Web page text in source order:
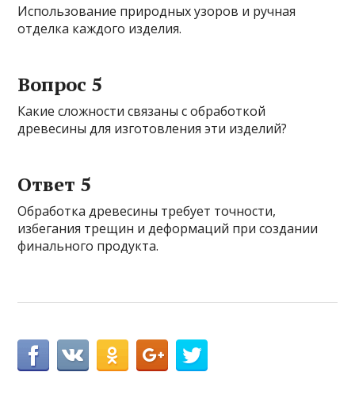
Использование природных узоров и ручная
отделка каждого изделия.
Вопрос 5
Какие сложности связаны с обработкой
древесины для изготовления эти изделий?
Ответ 5
Обработка древесины требует точности,
избегания трещин и деформаций при создании
финального продукта.